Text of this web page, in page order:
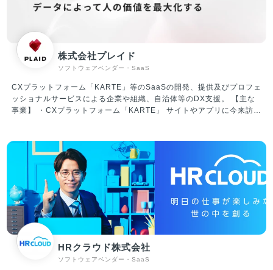
機能紹介（一例） ・どのタイミングで何を入力すればいいのかをス
(株)／株式会社など） ・分析機能を用いて、どれくらいの社員が、
どの項目で躓いているのかが分かる ・自動入力機能で顧客のIDを間
違いなく入力（ダブルチェックが不要に） ▼資金調達情報 2019年6
月 シード調達：1.2億円 2020年6月 シリーズA調達：5億円 2023
囲気/特徴 ・大人な雰囲気のスタートアップ！メリハリつけた働き方
が可能 周りへの配慮を大切にした、優しいメンバーが揃っており、気
持ちよく働ける環境です。 仕事においては真剣に向き合いますが、楽
約60％、子育て中社員が35％超えと、大人な雰囲気のスタートアップ
です。 そのため、休日出勤・過度な残業など無理なスケジュールで業
務を進めていくことはありません。 ・働く環境／スキルアップ ・大
手金融、外資コンサル、メガベンチャー、スタートアップ経営者な
ど、様々なバックグラウンドを持つメンバーが当社には集まっていま
す。 当然ながら自律性、主体性が強く求められる環境ではあるのです
が、そのような環境だからこそ、全員が「会社のオーナーである」と
いう思いを持ち、プロダクト開発だけではなく、組織作りにも積極的
に関わる風土ができています。
株式会社プレイド
ソフトウェアベンダー・SaaS
CXプラットフォーム「KARTE」等のSaaSの開発、提供及びプロフェ
ッショナルサービスによる企業や組織、自治体等のDX支援。 【主な
事業】 ・CXプラットフォーム「KARTE」 サイトやアプリに今来訪し
シップとなる事例を創出する事業開発組織です。 日本を代表する大企
業や地域経済を支える中小企業、スタートアップ企業、行政・公的機
関などのパートナーと共に、データを活用した顧客視点での新規事業
創出や既存事業の変革を目指しています。 ・「PLAID ALPHA」 これ
までプレイドが積み上げてきた体験設計やテクノロジー・データ活用
に係る知見･経験に基づき、CX変革に向けた全体計画/設計から実行ま
でを一気通貫で支援するサービスです。 ・「PLAID Ecosystem」 膨
大なカスタマーデータをリアルタイムに解析できるKARTEのテクノロ
ジーをAPIとして解放。事業を加速するためのソリューションを開発
提供しています。
HRクラウド株式会社
ソフトウェアベンダー・SaaS